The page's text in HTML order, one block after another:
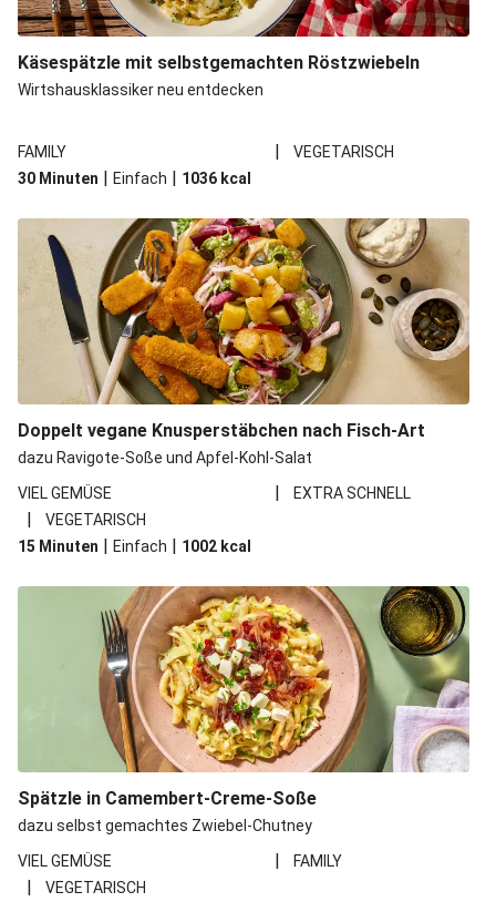
Käsespätzle mit selbstgemachten Röstzwiebeln
Wirtshausklassiker neu entdecken
FAMILY |
VEGETARISCH
30 Minuten | Einfach | 1036 kcal
Doppelt vegane Knusperstäbchen nach Fisch-Art
dazu Ravigote-Soße und Apfel-Kohl-Salat
VIEL GEMÜSE
| EXTRA SCHNELL
|
VEGETARISCH
15 Minuten | Einfach | 1002 kcal
Spätzle in Camembert-Creme-Soße
dazu selbst gemachtes Zwiebel-Chutney
VIEL GEMÜSE
| FAMILY
|
VEGETARISCH